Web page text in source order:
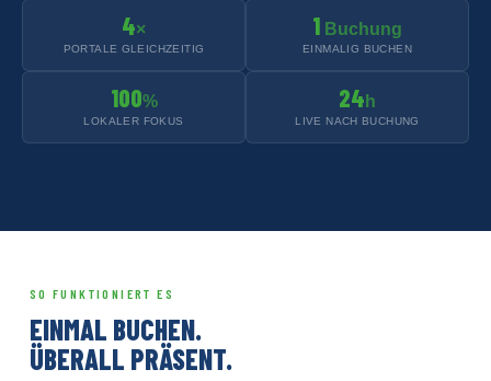
4×
PORTALE GLEICHZEITIG
1 Buchung
EINMALIG BUCHEN
100%
LOKALER FOKUS
24 h
LIVE NACH BUCHUNG
SO FUNKTIONIERT ES
EINMAL BUCHEN.
ÜBERALL PRÄSENT.